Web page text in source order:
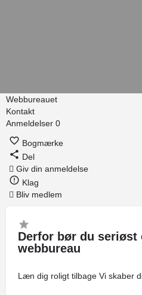
Webbureauet
Kontakt
Anmeldelser 0
Bogmærke
Del
Giv din anmeldelse
Klag
Bliv medlem
Derfor bør du seriøst
webbureau
Læn dig roligt tilbage Vi skaber